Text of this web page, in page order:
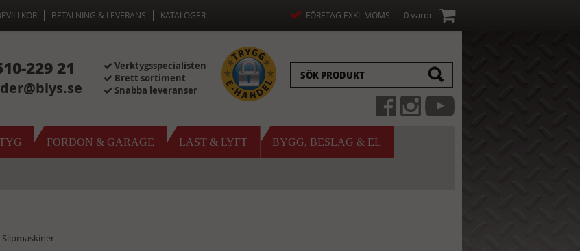
BETALNING & LEVERANS KATALOGER 0 varor
FÖRETAG EXKL MOMS
229 21
Verktygsspecialisten
Brett sortiment
Snabba leveranser
FORDON & GARAGE LAST & LYFT BYGG, BESLAG & EL
Slipmaskiner